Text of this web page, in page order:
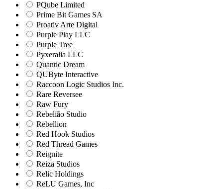
PQube Limited
Prime Bit Games SA
Proativ Arte Digital
Purple Play LLC
Purple Tree
Pyxeralia LLC
Quantic Dream
QUByte Interactive
Raccoon Logic Studios Inc.
Rare Reversee
Raw Fury
Rebelião Studio
Rebellion
Red Hook Studios
Red Thread Games
Reignite
Reiza Studios
Relic Holdings
ReLU Games, Inc